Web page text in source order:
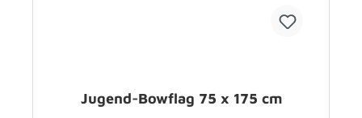
Jugend-Bowflag 75 x 175 cm